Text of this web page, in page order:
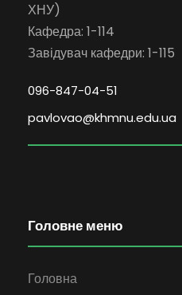
ХНУ)
Кафедра: 1-114
Завідувач кафедри: 1-115
096-847-04-51
pavlovao@khmnu.edu.ua
Головне меню
Головна